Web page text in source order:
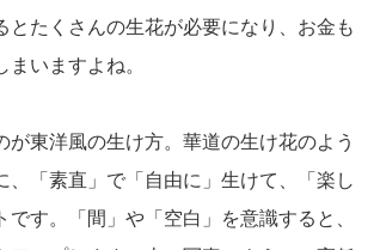
とたくさんの生花が必要になり、お金も
いますよね。
が東洋風の生け方。華道の生け花のよう
、「素直」で「自由に」生けて、「楽し
です。「間」や「空白」を意識すると、